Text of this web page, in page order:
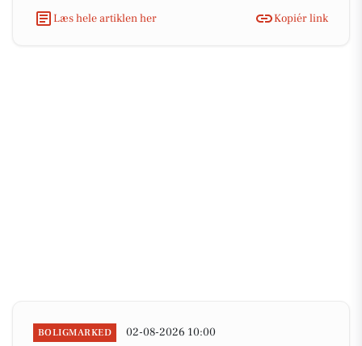
Læs hele artiklen her Kopiér link
BOLIGMARKED 02-08-2026 10:00